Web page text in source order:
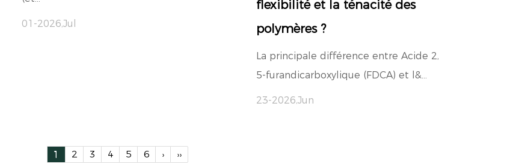
01-2026,Jul
flexibilité et la ténacité des
polymères ?
La principale différence entre Acide 2,
5-furandicarboxylique (FDCA) et l&...
23-2026,Jun
1 2 3 4 5 6 › ››